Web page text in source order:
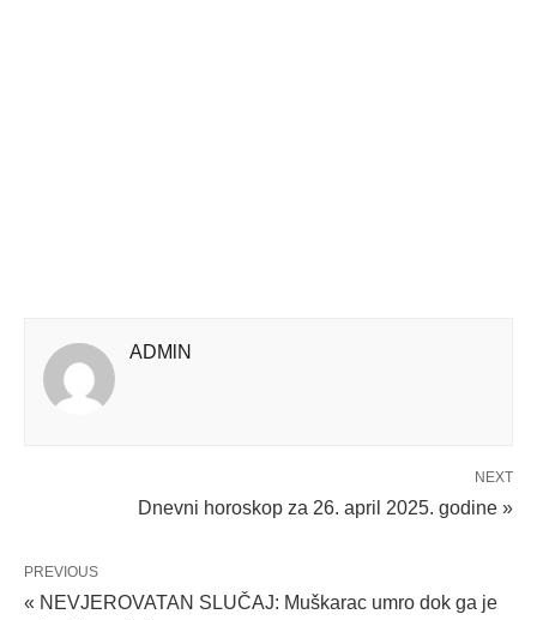
ADMlN
NEXT
Dnevni horoskop za 26. april 2025. godine »
PREVIOUS
« NEVJEROVATAN SLUČAJ: Muškarac umro dok ga je